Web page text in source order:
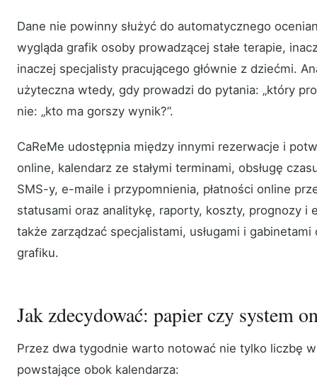
Dane nie powinny służyć do automatycznego
wygląda grafik osoby prowadzącej stałe terapie,
inaczej specjalisty pracującego głównie z dziećmi.
użyteczna wtedy, gdy prowadzi do pytania: „który
nie: „kto ma gorszy wynik?”.
CaReMe udostępnia między innymi rezerwacje i
online, kalendarz ze stałymi terminami, obsługę
SMS-y, e-maile i przypomnienia, płatności online
statusami oraz analitykę, raporty, koszty, prognozy i
także zarządzać specjalistami, usługami i
grafiku.
Jak zdecydować: papier czy system
Przez dwa tygodnie warto notować nie tylko liczbę
powstające obok kalendarza: